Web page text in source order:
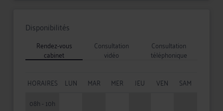
Disponibilités
Rendez-vous
cabinet
Consultation
vidéo
Consultation
téléphonique
HORAIRES LUN MAR MER JEU VEN
SAM
08h - 10h